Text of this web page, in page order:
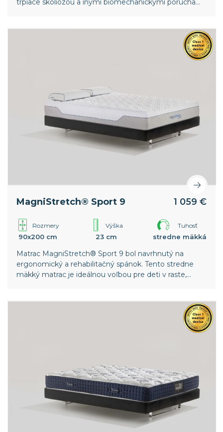
trpiace skoliózou a inými biomechanickými poruchami
MagniStretch® Sport 9 1 059 €
Rozmery
90x200 cm
Výška
23 cm
Tuhosť
stredne mäkká
Matrac MagniStretch® Sport 9 bol navrhnutý na
ergonomický a rehabilitačný spánok. Tento stredne
mäkký matrac je ideálnou voľbou pre deti v raste,